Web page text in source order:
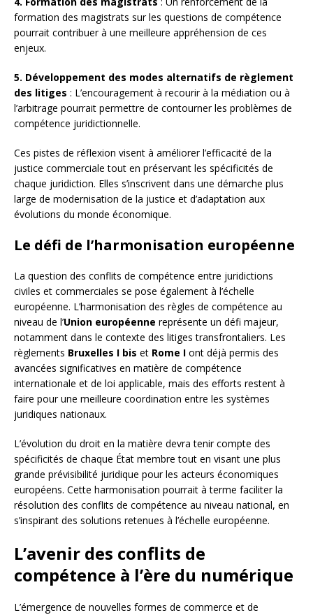
formation des magistrats sur les questions de compétence
pourrait contribuer à une meilleure appréhension de ces
enjeux.
5. Développement des modes alternatifs de règlement
des litiges : L’encouragement à recourir à la médiation ou à
l’arbitrage pourrait permettre de contourner les problèmes de
compétence juridictionnelle.
Ces pistes de réflexion visent à améliorer l’efficacité de la
justice commerciale tout en préservant les spécificités de
chaque juridiction. Elles s’inscrivent dans une démarche plus
large de modernisation de la justice et d’adaptation aux
évolutions du monde économique.
Le défi de l’harmonisation européenne
La question des conflits de compétence entre juridictions
civiles et commerciales se pose également à l’échelle
européenne. L’harmonisation des règles de compétence au
niveau de l’Union européenne représente un défi majeur,
notamment dans le contexte des litiges transfrontaliers. Les
règlements Bruxelles I bis et Rome I ont déjà permis des
avancées significatives en matière de compétence
internationale et de loi applicable, mais des efforts restent à
faire pour une meilleure coordination entre les systèmes
juridiques nationaux.
L’évolution du droit en la matière devra tenir compte des
spécificités de chaque État membre tout en visant une plus
grande prévisibilité juridique pour les acteurs économiques
européens. Cette harmonisation pourrait à terme faciliter la
résolution des conflits de compétence au niveau national, en
s’inspirant des solutions retenues à l’échelle européenne.
L’avenir des conflits de
compétence à l’ère du numérique
L’émergence de nouvelles formes de commerce et de